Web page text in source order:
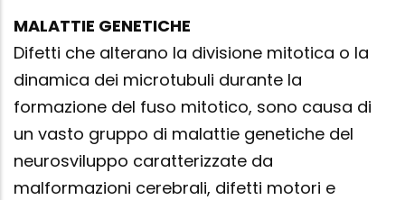
MALATTIE GENETICHE
Difetti che alterano la divisione mitotica o la
dinamica dei microtubuli durante la
formazione del fuso mitotico, sono causa di
un vasto gruppo di malattie genetiche del
neurosviluppo caratterizzate da
malformazioni cerebrali, difetti motori e